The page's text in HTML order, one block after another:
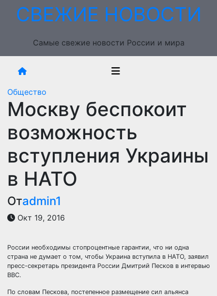
ПерейтиСВЕЖИЕ НОВОСТИ
Самые свежие новости России и мира
Общество
Москву беспокоит
возможность
вступления Украины
в НАТО
Отadmin1
Окт 19, 2016
России необходимы стопроцентные гарантии, что ни одна
страна не думает о том, чтобы Украина вступила в НАТО, заявил
пресс-секретарь президента России Дмитрий Песков в интервью
BBC.
По словам Пескова, постепенное размещение сил альянса